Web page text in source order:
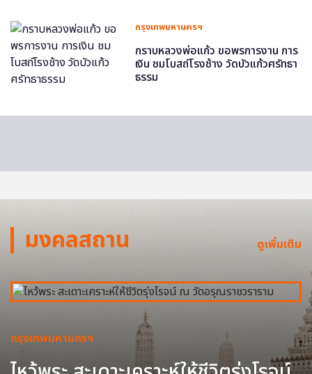
กรุงเทพมหานครฯ
กราบหลวงพ่อแก้ว ขอพรการงาน การ
เงิน ชมโบสถ์โรงช้าง วัดบัวแก้วศรัทธา
ธรรม
มงคลสถาน ดูเพิ่มเติม
กรุงเทพมหานครฯ